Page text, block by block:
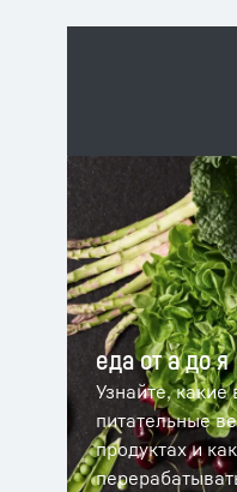
еда от а до я
Узнайте,
питательные
продуктах и